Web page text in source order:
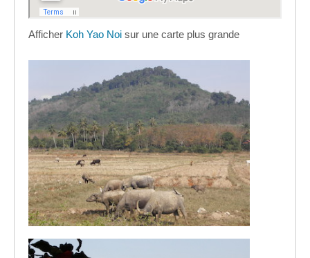
Afficher Koh Yao Noi sur une carte plus grande